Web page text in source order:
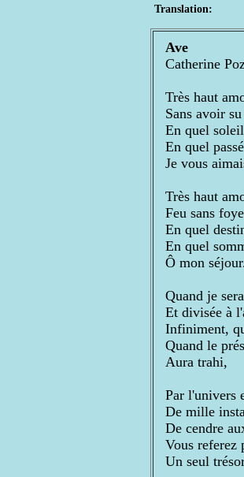
Translation:
Ave
Catherine
Très haut
Sans avoir
En quel
En quel
Je vous
Très haut
Feu sans
En quel
En quel
Ô mon
Quand je
Et divisée à
Infiniment,
Quand le
Aura trahi,
Par l'univers
De mille
De cendre
Vous referez
Un seul